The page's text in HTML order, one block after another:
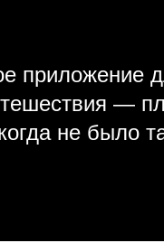
приложение
—
не было